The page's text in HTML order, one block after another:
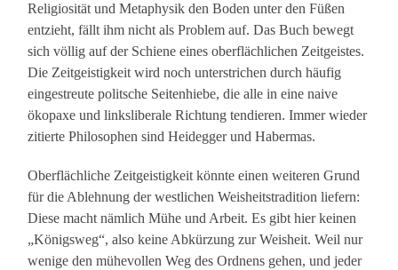
Religiosität und Metaphysik den Boden unter den Füßen
entzieht, fällt ihm nicht als Problem auf. Das Buch bewegt
sich völlig auf der Schiene eines oberflächlichen Zeitgeistes.
Die Zeitgeistigkeit wird noch unterstrichen durch häufig
eingestreute politsche Seitenhiebe, die alle in eine naive
ökopaxe und linksliberale Richtung tendieren. Immer wieder
zitierte Philosophen sind Heidegger und Habermas.
Oberflächliche Zeitgeistigkeit könnte einen weiteren Grund
für die Ablehnung der westlichen Weisheitstradition liefern:
Diese macht nämlich Mühe und Arbeit. Es gibt hier keinen
„Königsweg“, also keine Abkürzung zur Weisheit. Weil nur
wenige den mühevollen Weg des Ordnens gehen, und jeder